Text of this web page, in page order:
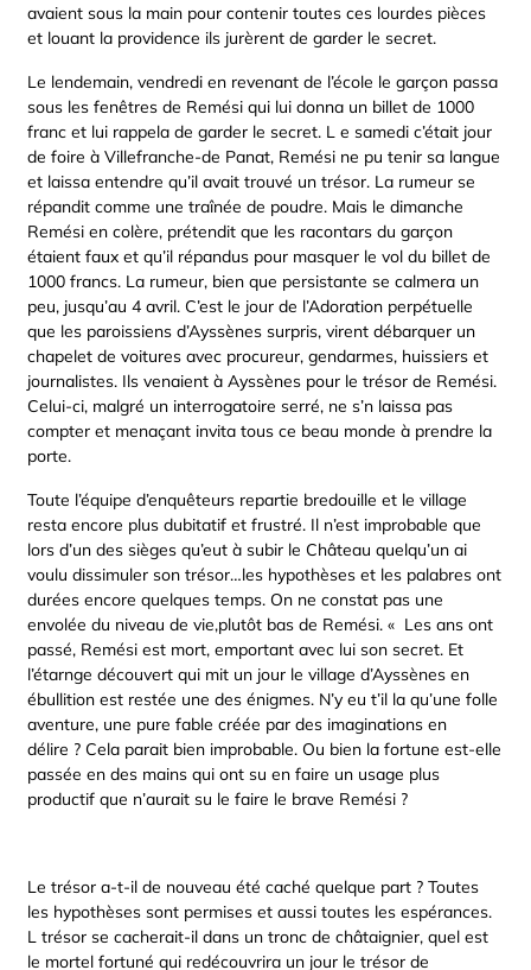
avaient sous la main pour contenir toutes ces lourdes pièces
et louant la providence ils jurèrent de garder le secret.
Le lendemain, vendredi en revenant de l’école le garçon passa
sous les fenêtres de Remési qui lui donna un billet de 1000
franc et lui rappela de garder le secret. L e samedi c’était jour
de foire à Villefranche-de Panat, Remési ne pu tenir sa langue
et laissa entendre qu’il avait trouvé un trésor. La rumeur se
répandit comme une traînée de poudre. Mais le dimanche
Remési en colère, prétendit que les racontars du garçon
étaient faux et qu’il répandus pour masquer le vol du billet de
1000 francs. La rumeur, bien que persistante se calmera un
peu, jusqu’au 4 avril. C’est le jour de l’Adoration perpétuelle
que les paroissiens d’Ayssènes surpris, virent débarquer un
chapelet de voitures avec procureur, gendarmes, huissiers et
journalistes. Ils venaient à Ayssènes pour le trésor de Remési.
Celui-ci, malgré un interrogatoire serré, ne s’n laissa pas
compter et menaçant invita tous ce beau monde à prendre la
porte.
Toute l’équipe d’enquêteurs repartie bredouille et le village
resta encore plus dubitatif et frustré. Il n’est improbable que
lors d’un des sièges qu’eut à subir le Château quelqu’un ai
voulu dissimuler son trésor…les hypothèses et les palabres ont
durées encore quelques temps. On ne constat pas une
envolée du niveau de vie,plutôt bas de Remési. « Les ans ont
passé, Remési est mort, emportant avec lui son secret. Et
l’étarnge découvert qui mit un jour le village d’Ayssènes en
ébullition est restée une des énigmes. N’y eu t’il la qu’une folle
aventure, une pure fable créée par des imaginations en
délire ? Cela parait bien improbable. Ou bien la fortune est-elle
passée en des mains qui ont su en faire un usage plus
productif que n’aurait su le faire le brave Remési ?
Le trésor a-t-il de nouveau été caché quelque part ? Toutes
les hypothèses sont permises et aussi toutes les espérances.
L trésor se cacherait-il dans un tronc de châtaignier, quel est
le mortel fortuné qui redécouvrira un jour le trésor de